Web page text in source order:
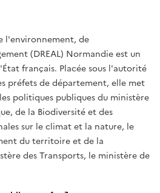
l'environnement, de
(DREAL) Normandie est un
français. Placée sous l'autorité
préfets de département, elle met
politiques publiques du ministère
de la Biodiversité et des
sur le climat et la nature, le
du territoire et de la
des Transports, le ministère de